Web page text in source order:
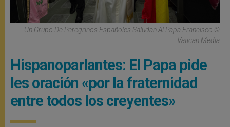
Un Grupo De Peregrinos Españoles Saludan Al Papa Francisco ©
Vatican Media
Hispanoparlantes: El Papa pide
les oración «por la fraternidad
entre todos los creyentes»